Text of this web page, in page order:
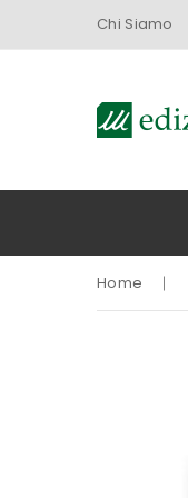
Chi Siamo
Home